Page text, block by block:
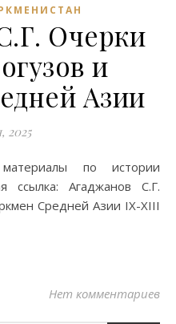
Очерки
и
Азии
2025
ссылка: Агаджанов С.Г.
Средней Азии IX-XIII
Нет комментариев